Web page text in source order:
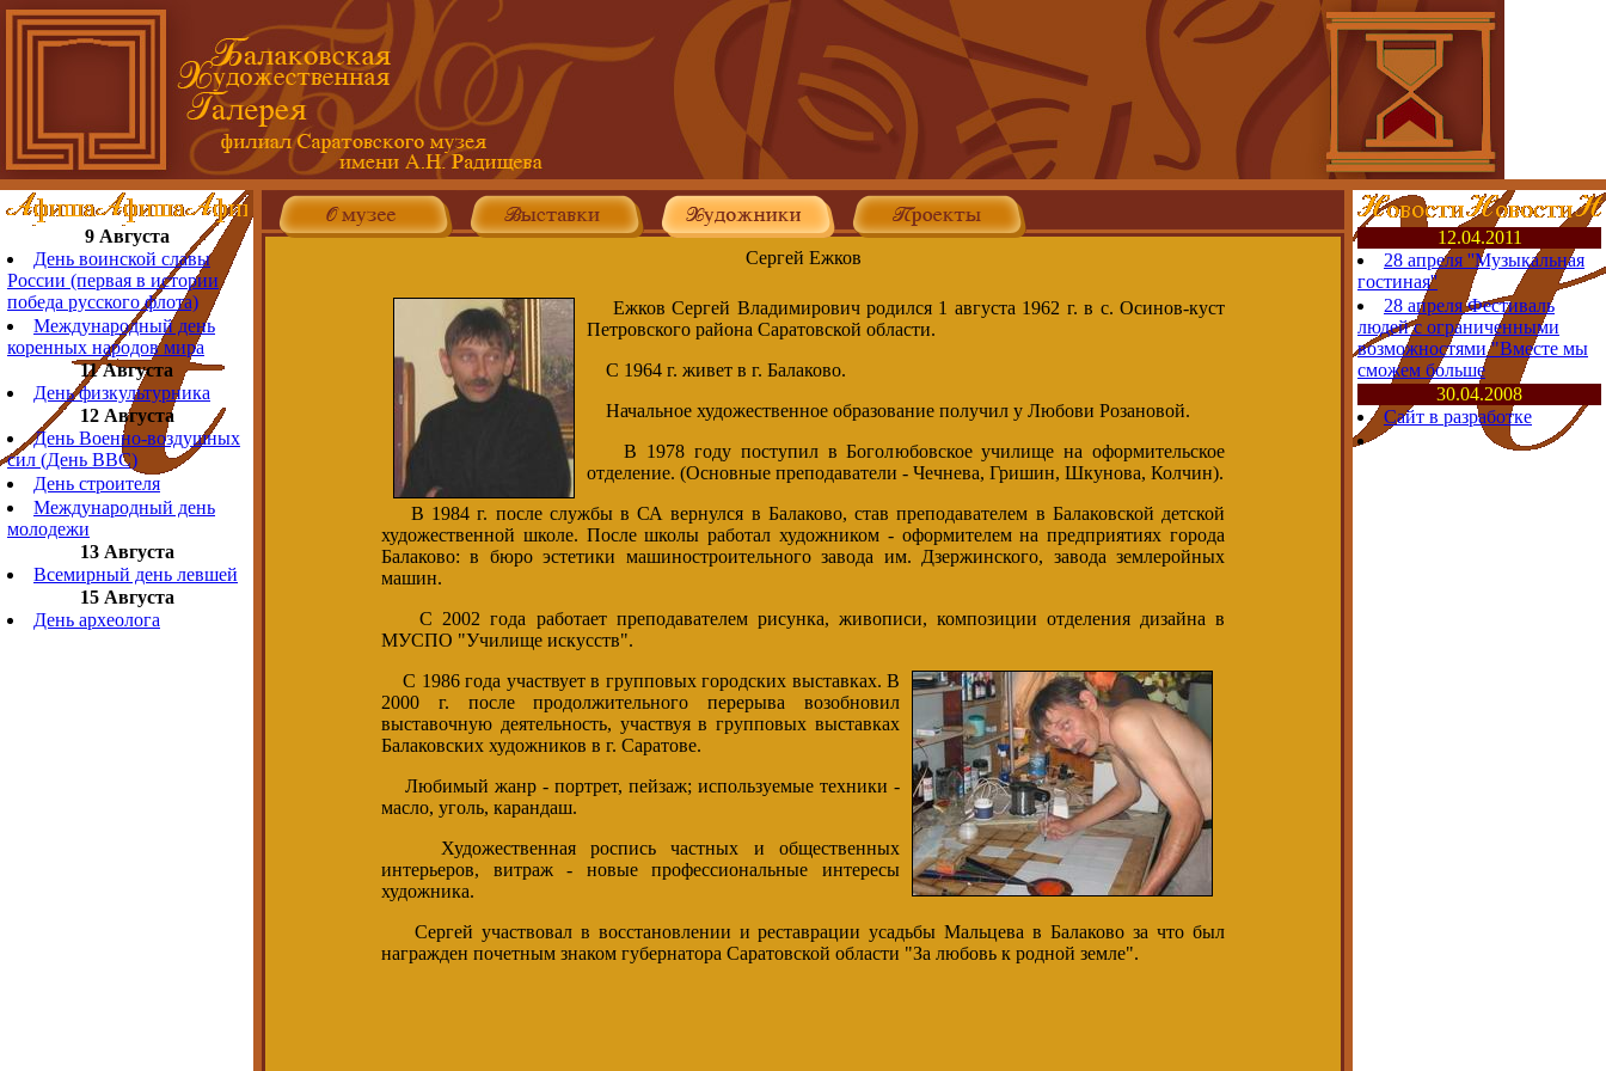
9 Августа
День воинской славы
России (первая в истории
победа русского флота)
Международный день
коренных народов мира
11 Августа
День физкультурника
12 Августа
День Военно-воздушных
сил (День ВВС)
День строителя
Международный день
молодежи
13 Августа
Всемирный день левшей
15 Августа
День археолога
Сергей Ежков
Ежков Сергей Владимирович родился 1 августа 1962 г. в с. Осинов-куст
Петровского района Саратовской области.
С 1964 г. живет в г. Балаково.
Начальное художественное образование получил у Любови Розановой.
В 1978 году поступил в Боголюбовское училище на оформительское
отделение. (Основные преподаватели - Чечнева, Гришин, Шкунова, Колчин).
В 1984 г. после службы в СА вернулся в Балаково, став преподавателем в Балаковской детской
художественной школе. После школы работал художником - оформителем на предприятиях города
Балаково: в бюро эстетики машиностроительного завода им. Дзержинского, завода землеройных
машин.
С 2002 года работает преподавателем рисунка, живописи, композиции отделения дизайна в
МУСПО "Училище искусств".
С 1986 года участвует в групповых городских выставках. В
2000 г. после продолжительного перерыва возобновил
выставочную деятельность, участвуя в групповых выставках
Балаковских художников в г. Саратове.
Любимый жанр - портрет, пейзаж; используемые техники -
масло, уголь, карандаш.
Художественная роспись частных и общественных
интерьеров, витраж - новые профессиональные интересы
художника.
Сергей участвовал в восстановлении и реставрации усадьбы Мальцева в Балаково за что был
награжден почетным знаком губернатора Саратовской области "За любовь к родной земле".
12.04.2011
28 апреля ''Музыкальная
гостиная''
28 апреля Фестиваль
людей с ограниченными
возможностями "Вместе мы
сможем больше
30.04.2008
Сайт в разработке